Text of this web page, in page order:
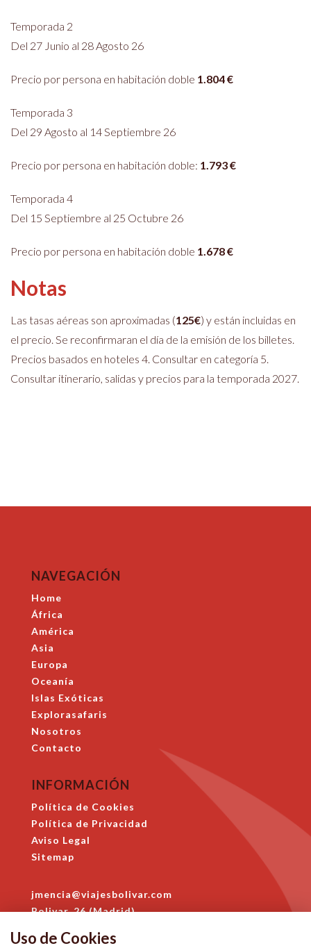
Temporada 2
Del 27 Junio al 28 Agosto 26
Precio por persona en habitación doble 1.804€
Temporada 3
Del 29 Agosto al 14 Septiembre 26
Precio por persona en habitación doble: 1.793 €
Temporada 4
Del 15 Septiembre al 25 Octubre 26
Precio por persona en habitación doble 1.678€
Notas
Las tasas aéreas son aproximadas (125€) y están incluidas en
el precio. Se reconfirmaran el día de la emisión de los billetes.
Precios basados en hoteles 4. Consultar en categoría 5.
Consultar itinerario, salidas y precios para la temporada 2027.
NAVEGACIÓN
Home
África
América
Asia
Europa
Oceanía
Islas Exóticas
Explorasafaris
Nosotros
Contacto
INFORMACIÓN
Política de Cookies
Política de Privacidad
Aviso Legal
Sitemap
jmencia@viajesbolivar.com
Bolivar, 26 (Madrid)
Uso de Cookies